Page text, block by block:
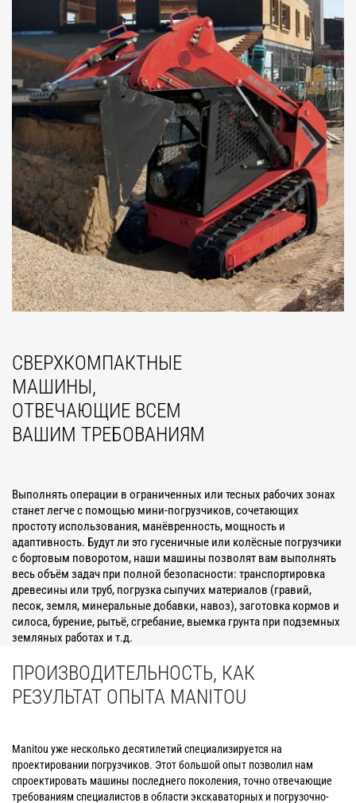
СВЕРХКОМПАКТНЫЕ
МАШИНЫ,
ОТВЕЧАЮЩИЕ ВСЕМ
ВАШИМ ТРЕБОВАНИЯМ
Выполнять операции в ограниченных или тесных рабочих зонах
станет легче с помощью мини-погрузчиков, сочетающих
простоту использования, манёвренность, мощность и
адаптивность. Будут ли это гусеничные или колёсные погрузчики
с бортовым поворотом, наши машины позволят вам выполнять
весь объём задач при полной безопасности: транспортировка
древесины или труб, погрузка сыпучих материалов (гравий,
песок, земля, минеральные добавки, навоз), заготовка кормов и
силоса, бурение, рытьё, сгребание, выемка грунта при подземных
земляных работах и т.д.
ПРОИЗВОДИТЕЛЬНОСТЬ, КАК
РЕЗУЛЬТАТ ОПЫТА MANITOU
Manitou уже несколько десятилетий специализируется на
проектировании погрузчиков. Этот большой опыт позволил нам
спроектировать машины последнего поколения, точно отвечающие
требованиям специалистов в области экскаваторных и погрузочно-